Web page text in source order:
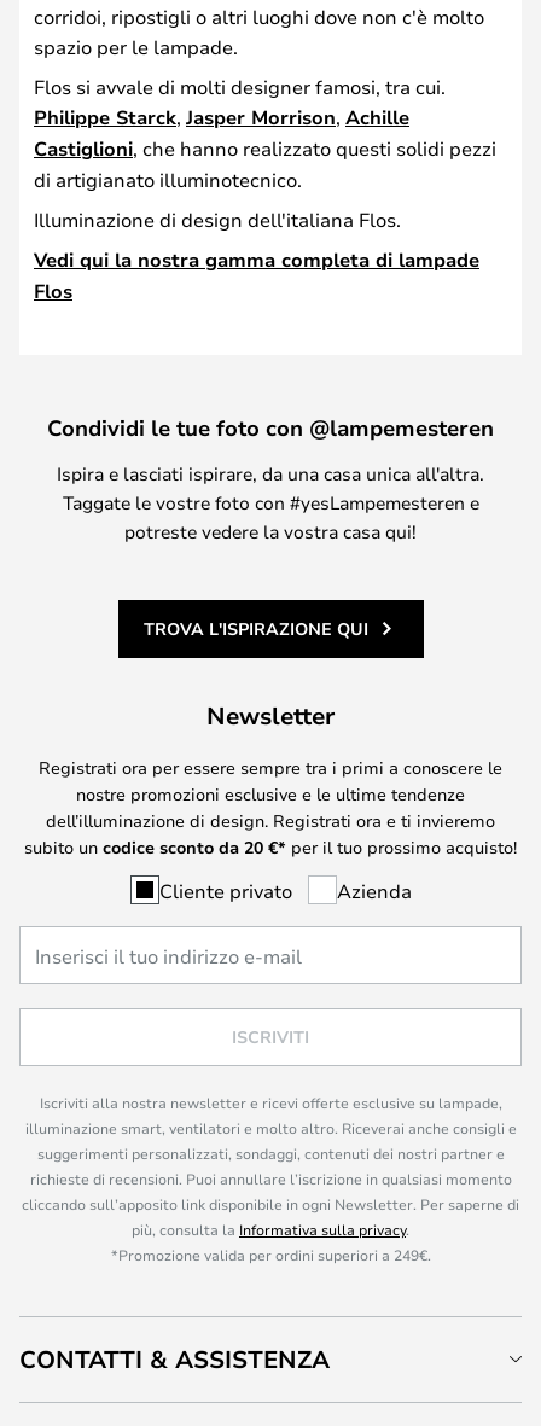
corridoi, ripostigli o altri luoghi dove non c'è molto
spazio per le lampade.
Flos si avvale di molti designer famosi, tra cui.
Philippe Starck, Jasper Morrison, Achille
Castiglioni, che hanno realizzato questi solidi pezzi
di artigianato illuminotecnico.
Illuminazione di design dell'italiana Flos.
Vedi qui la nostra gamma completa di lampade
Flos
Condividi le tue foto con @lampemesteren
Ispira e lasciati ispirare, da una casa unica all'altra.
Taggate le vostre foto con #yesLampemesteren e
potreste vedere la vostra casa qui!
TROVA L'ISPIRAZIONE QUI
Newsletter
Registrati ora per essere sempre tra i primi a conoscere le
nostre promozioni esclusive e le ultime tendenze
dell’illuminazione di design. Registrati ora e ti invieremo
subito un codice sconto da 20 €* per il tuo prossimo acquisto!
Cliente privato Azienda
ISCRIVITI
Iscriviti alla nostra newsletter e ricevi offerte esclusive su lampade,
illuminazione smart, ventilatori e molto altro. Riceverai anche consigli e
suggerimenti personalizzati, sondaggi, contenuti dei nostri partner e
richieste di recensioni. Puoi annullare l’iscrizione in qualsiasi momento
cliccando sull’apposito link disponibile in ogni Newsletter. Per saperne di
più, consulta la Informativa sulla privacy.
*Promozione valida per ordini superiori a 249€.
CONTATTI & ASSISTENZA